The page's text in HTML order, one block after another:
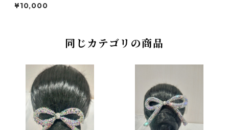
ーHA-47大ダンスアクセサリ
ーベリーダンスブライダルア
¥10,000
同じカテゴリの商品